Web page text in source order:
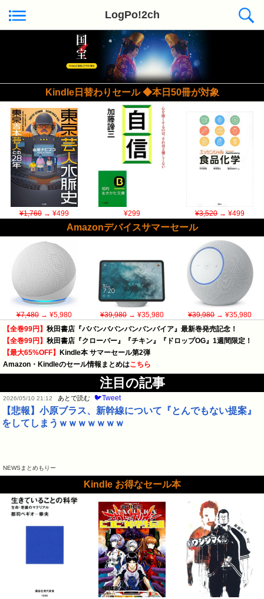
LogPo!2ch
Kindle日替わりセール ◆本日50冊が対象
¥1,760→ ¥499 ¥299 ¥3,520→ ¥499
Amazonデバイスサマーセール
¥7,480→ ¥5,980 ¥39,980→ ¥35,980 ¥39,980→ ¥35,980
【全巻99円】 秋田書店『ババンババンバンバンパイア』最新巻発売記念！
【全巻99円】 秋田書店『クローバー』『チキン』『ドロップOG』1週間限定！
【最大65%OFF】
Kindle本 サマーセール第2弾
Amazon・Kindleのセール情報まとめはこちら
注目の記事
2026/05/10 21:12 あとで読む 🐦Tweet
【悲報】小原ブラス、新幹線について『とんでもない提案』
をしてしまうｗｗｗｗｗｗｗ
NEWSまとめもりー
Kindle お得なセール本